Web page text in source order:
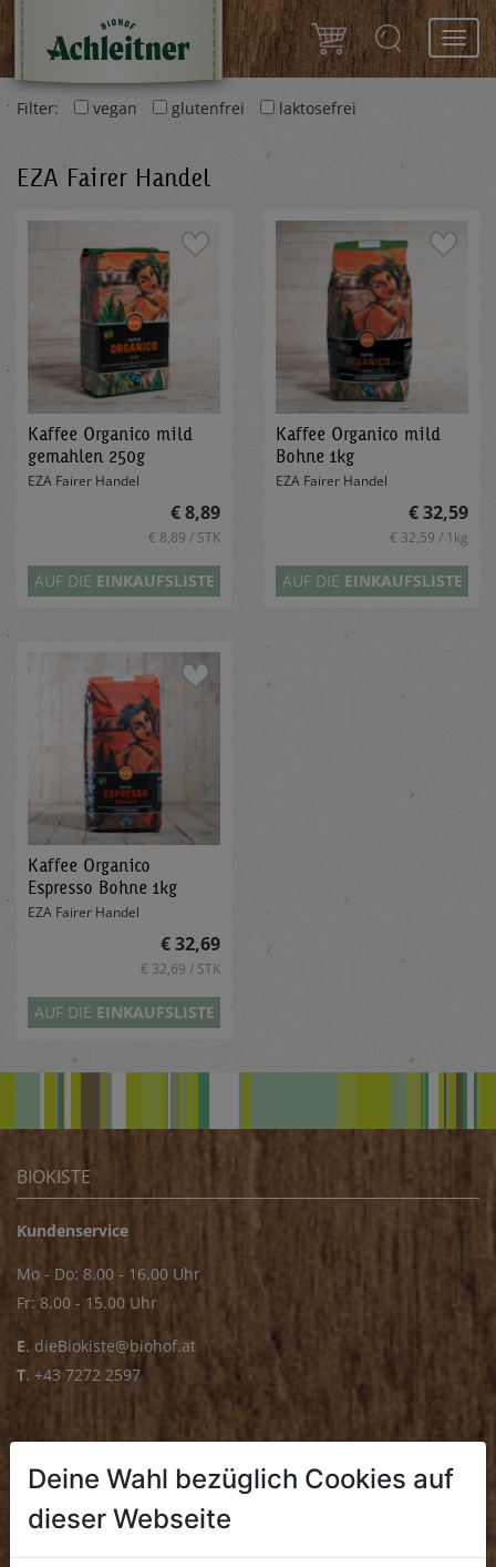
Filter:
vegan glutenfrei laktosefrei
EZA Fairer Handel
Kaffee Organico mild
gemahlen 250g
EZA Fairer Handel
€ 8,89
€ 8,89 / STK
AUF DIE EINKAUFSLISTE
Kaffee Organico mild
Bohne 1kg
EZA Fairer Handel
€ 32,59
€ 32,59 / 1kg
AUF DIE EINKAUFSLISTE
Kaffee Organico
Espresso Bohne 1kg
EZA Fairer Handel
€ 32,69
€ 32,69 / STK
AUF DIE EINKAUFSLISTE
BIOKISTE
Kundenservice
Mo - Do: 8.00 - 16.00 Uhr
Fr: 8.00 - 15.00 Uhr
E. dieBiokiste@biohof.at
T. +43 7272 2597
Öffnungszeiten
Deine Wahl bezüglich Cookies auf
dieser Webseite